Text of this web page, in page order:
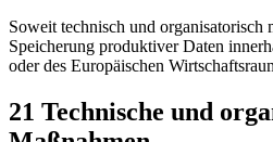
Soweit technisch und
Speicherung produktiver Daten
oder des Europäischen
21 Technische und